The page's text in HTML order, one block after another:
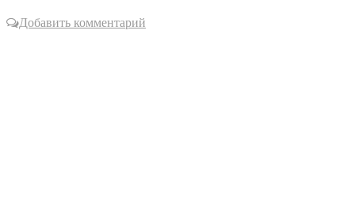
Добавить комментарий